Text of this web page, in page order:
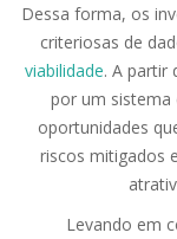
Dessa forma, os
criteriosas de
viabilidade. A partir
por um sistema
oportunidades
riscos mitigados
Levando em